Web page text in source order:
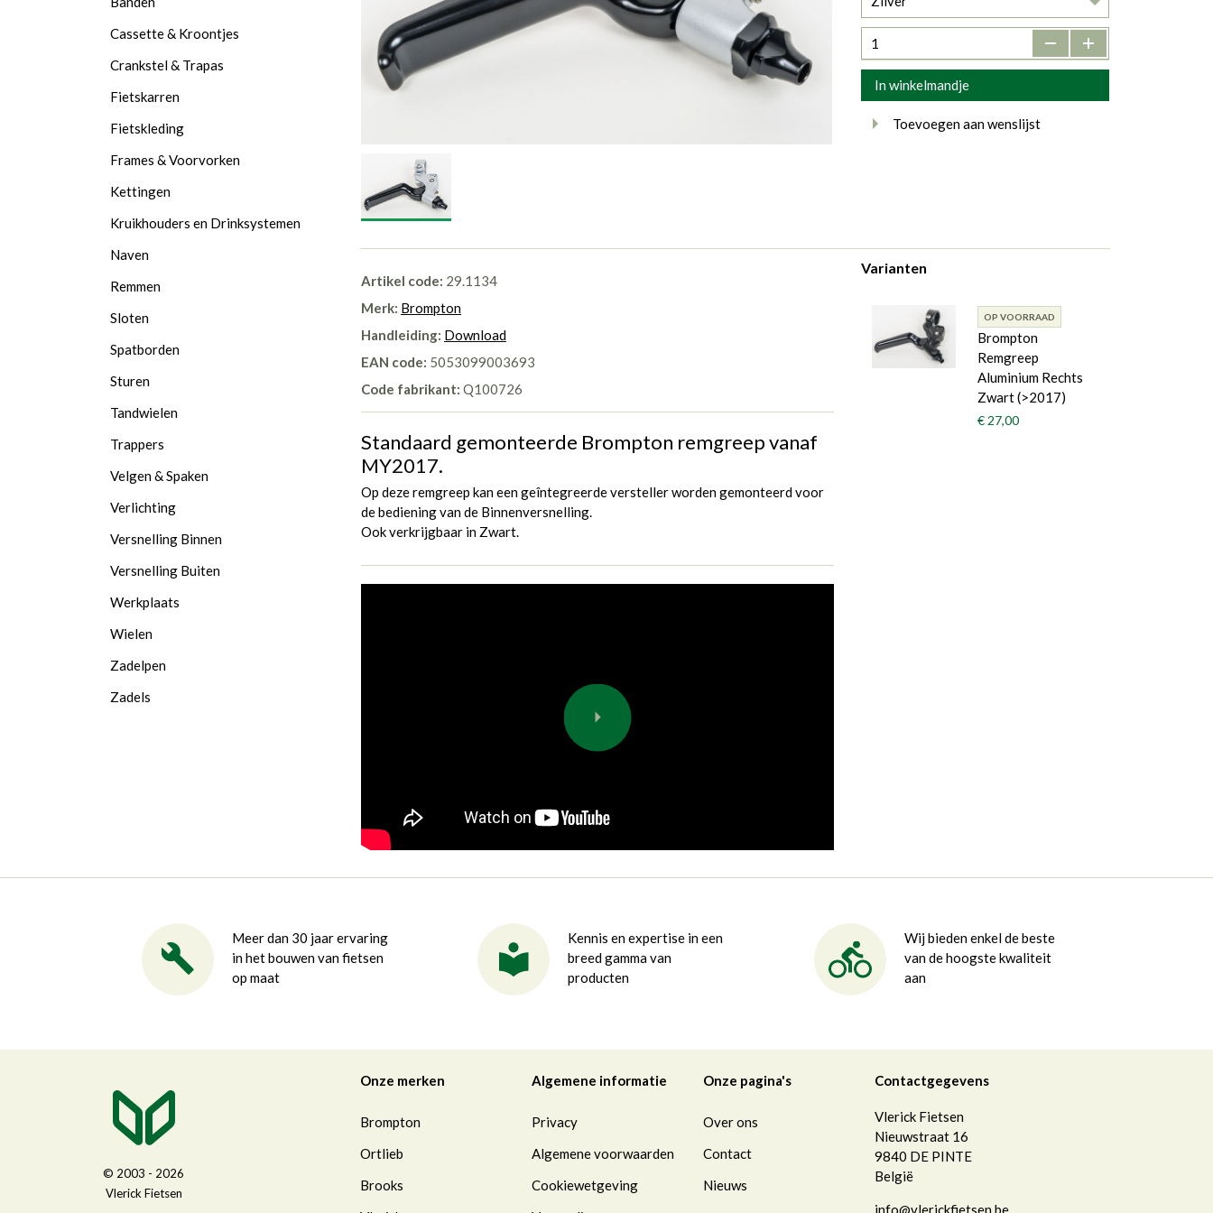
- +
In winkelmandje
Toevoegen aan wenslijst
Artikel code: 29.1134
Merk: Brompton
Handleiding: Download
EAN code: 5053099003693
Code fabrikant: Q100726
Standaard gemonteerde Brompton remgreep vanaf
MY2017.
Op deze remgreep kan een geîntegreerde versteller worden gemonteerd voor
de bediening van de Binnenversnelling.
Ook verkrijgbaar in Zwart.
Varianten
OP VOORRAAD
Brompton
Remgreep
Aluminium Rechts
Zwart (>2017)
€ 27,00
Cassette & Kroontjes
Crankstel & Trapas
Fietskarren
Fietskleding
Frames & Voorvorken
Kettingen
Kruikhouders en Drinksystemen
Naven
Remmen
Sloten
Spatborden
Sturen
Tandwielen
Trappers
Velgen & Spaken
Verlichting
Versnelling Binnen
Versnelling Buiten
Werkplaats
Wielen
Zadelpen
Zadels
Meer dan 30 jaar ervaring
in het bouwen van fietsen
op maat
Kennis en expertise in een
breed gamma van
producten
Wij bieden enkel de beste
van de hoogste kwaliteit
aan
© 2003 - 2026
Vlerick Fietsen
Onze merken
Brompton
Ortlieb
Brooks
Algemene informatie
Privacy
Algemene voorwaarden
Cookiewetgeving
Onze pagina's
Over ons
Contact
Nieuws
Contactgegevens
Vlerick Fietsen
Nieuwstraat 16
9840 DE PINTE
België
info@vlerickfietsen.be